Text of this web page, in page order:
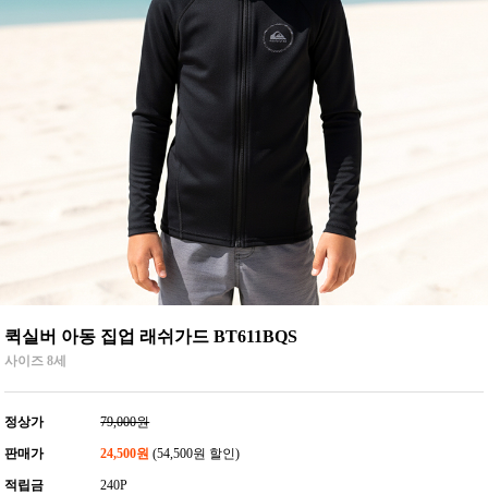
퀵실버 아동 집업 래쉬가드 BT611BQS
사이즈 8세
정상가 79,000원
판매가 24,500원 (54,500원 할인)
적립금 240P